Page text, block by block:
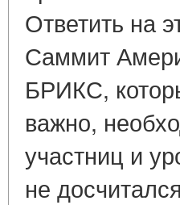
Ответить на
Саммит
БРИКС,
важно,
участниц и
не